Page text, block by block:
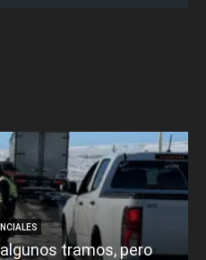
tramos, pero